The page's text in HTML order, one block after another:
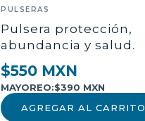
PULSERAS
Pulsera protección,
abundancia y salud.
$550 MXN
MAYOREO:$390 MXN
AGREGAR AL CARRITO